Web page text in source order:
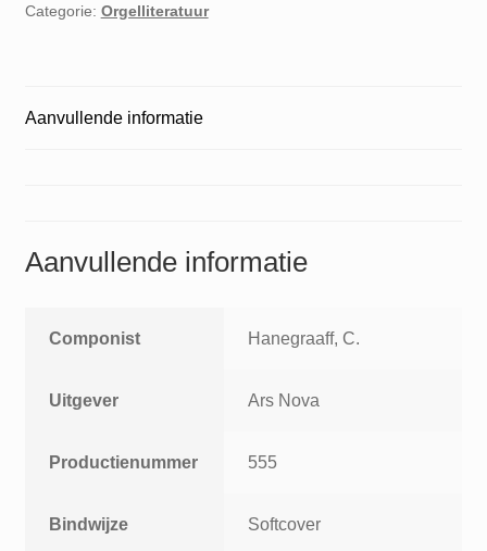
Categorie: Orgelliteratuur
Aanvullende informatie
Aanvullende informatie
Componist Hanegraaff, C.
Uitgever Ars Nova
Productienummer 555
Bindwijze Softcover